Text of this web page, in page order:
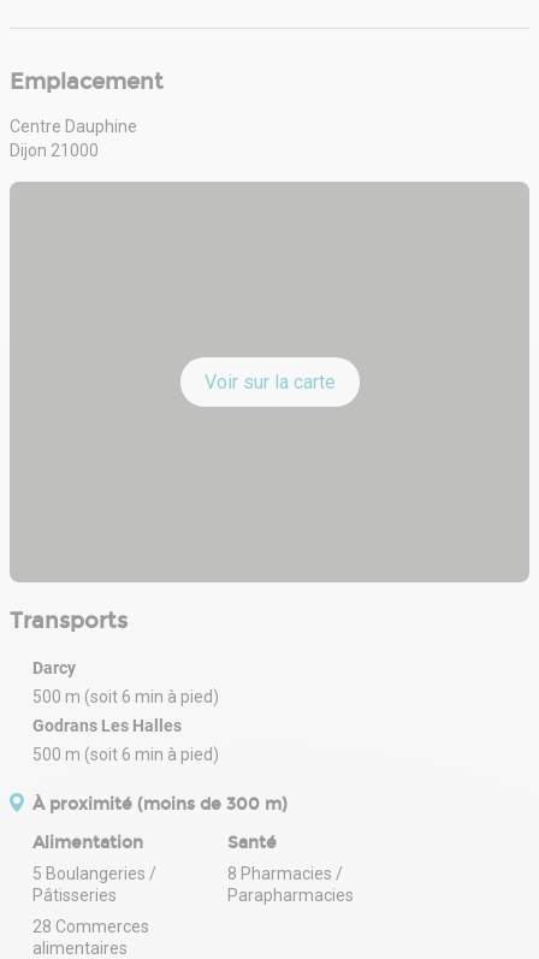
Emplacement
Centre Dauphine
Dijon 21000
Voir sur la carte
Transports
Darcy
500 m (soit 6 min à pied)
Godrans Les Halles
500 m (soit 6 min à pied)
À proximité (moins de 300 m)
Alimentation
5 Boulangeries /
Pâtisseries
28 Commerces
alimentaires
Santé
8 Pharmacies /
Parapharmacies